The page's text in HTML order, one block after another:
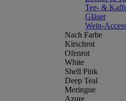
Tee- &
Gläser
Wein-
Nach Farbe
Kirschrot
Ofenrot
White
Shell Pink
Deep Teal
Meringue
Azure